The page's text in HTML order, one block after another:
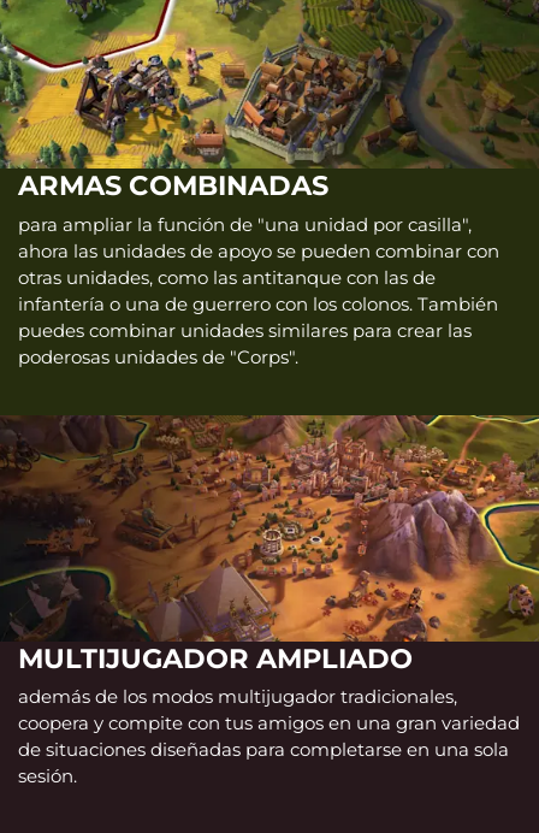
ARMAS COMBINADAS
para ampliar la función de "una unidad por casilla",
ahora las unidades de apoyo se pueden combinar con
otras unidades, como las antitanque con las de
infantería o una de guerrero con los colonos. También
puedes combinar unidades similares para crear las
poderosas unidades de "Corps".
MULTIJUGADOR AMPLIADO
además de los modos multijugador tradicionales,
coopera y compite con tus amigos en una gran variedad
de situaciones diseñadas para completarse en una sola
sesión.